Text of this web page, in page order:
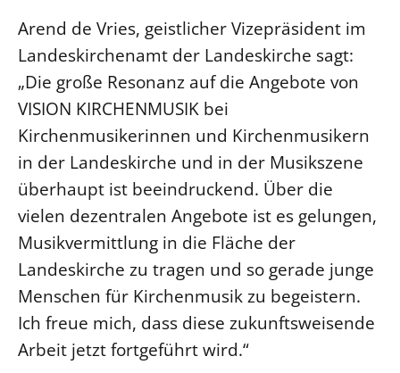
Arend de Vries, geistlicher Vizepräsident im
Landeskirchenamt der Landeskirche sagt:
„Die große Resonanz auf die Angebote von
VISION KIRCHENMUSIK bei
Kirchenmusikerinnen und Kirchenmusikern
in der Landeskirche und in der Musikszene
überhaupt ist beeindruckend. Über die
vielen dezentralen Angebote ist es gelungen,
Musikvermittlung in die Fläche der
Landeskirche zu tragen und so gerade junge
Menschen für Kirchenmusik zu begeistern.
Ich freue mich, dass diese zukunftsweisende
Arbeit jetzt fortgeführt wird.“
BIBLIOTHEK & ARCHIV
SERVICE
Älterwerden im Pfarrberuf
Beteiligungsverfahren
Beschwerdestellen
Ephoralbüro
Finanzplanung
Fundraising
IT-Service
Corporate Design
Interventionsplan
Jahresgespräche